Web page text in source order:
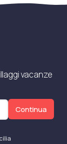
vacanze
Continua